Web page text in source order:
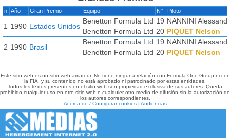
n Año Gran Premio Equipo N° Piloto
1 1990 Estados Unidos
Benetton Formula Ltd 19 NANNINI
Benetton Formula Ltd 20 PIQUET Nelson
2 1990 Brasil
Benetton Formula Ltd 19 NANNINI
Benetton Formula Ltd 20 PIQUET Nelson
Este sitio web es un sitio web amateur. No tiene ninguna relación con Formula One Group ni con
la FIA, y su contenido no está aprobado ni patrocinado por estas entidades.
Todos los textos presentes en el sitio web son propiedad exclusiva de sus autores. Queda
prohibido cualquier uso en otro sitio web o cualquier otro medio de difusión sin la autorización de
los autores correspondientes.
Acerca de / Configurar cookies| Audiencias